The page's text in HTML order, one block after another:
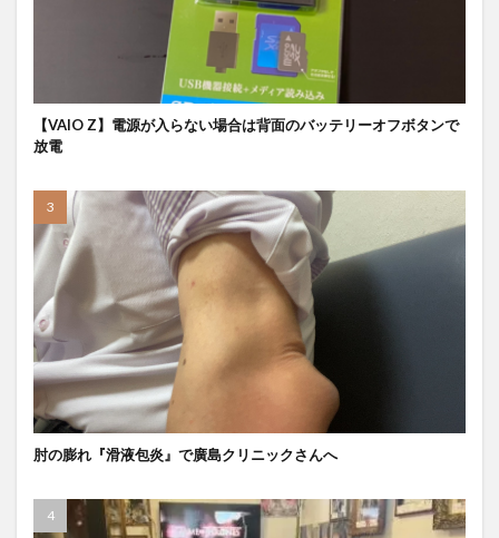
【VAIO Z】電源が入らない場合は背面のバッテリーオフボタンで
放電
肘の膨れ『滑液包炎』で廣島クリニックさんへ